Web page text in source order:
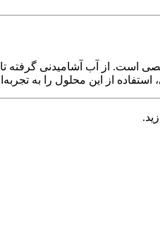
است. از آب آشامیدنی
استفاده از این محلول را به